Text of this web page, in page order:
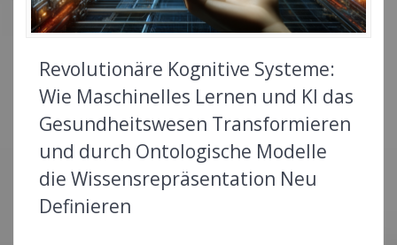
Revolutionäre Kognitive Systeme:
Wie Maschinelles Lernen und KI das
Gesundheitswesen Transformieren
und durch Ontologische Modelle
die Wissensrepräsentation Neu
Definieren